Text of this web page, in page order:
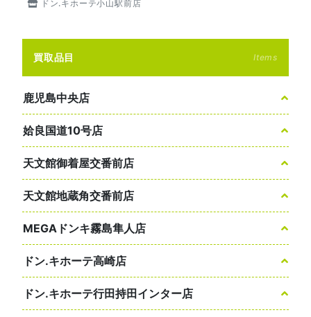
ドン.キホーテ小山駅前店
買取品目 Items
鹿児島中央店
姶良国道10号店
天文館御着屋交番前店
天文館地蔵角交番前店
MEGAドンキ霧島隼人店
ドン.キホーテ高崎店
ドン.キホーテ行田持田インター店